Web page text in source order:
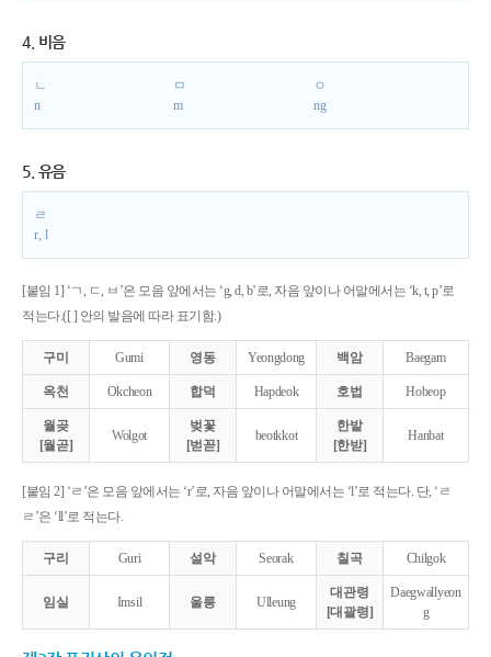
4. 비음
ㄴ
n
ㅁ
m
ㅇ
ng
5. 유음
ㄹ
r, l
[붙임 1] ‘ㄱ, ㄷ, ㅂ’은 모음 앞에서는 ‘g, d, b’로, 자음 앞이나 어말에서는 ‘k, t, p’로
적는다.([ ] 안의 발음에 따라 표기함.)
구미 Gumi 영동 Yeongdong 백암 Baegam
옥천 Okcheon 합덕 Hapdeok 호법 Hobeop
월곶
[월곧]
Wolgot
벚꽃
[벋꼳]
beotkkot
한밭
[한받]
Hanbat
[붙임 2] ‘ㄹ’은 모음 앞에서는 ‘r’로, 자음 앞이나 어말에서는 ‘l’로 적는다. 단, ‘ㄹ
ㄹ’은 ‘ll’로 적는다.
구리 Guri 설악 Seorak 칠곡 Chilgok
임실 Imsil 울릉 Ulleung
대관령
[대괄령]
Daegwallyeon
g